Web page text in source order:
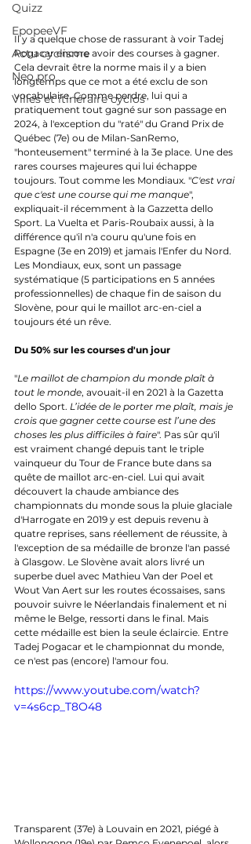
Quizz
EpopeeVF
Actu cyclisme
Neo pro
Villes et itinéraire cyclos
Il y a quelque chose de rassurant à voir Tadej
Pogacar encore avoir des courses à gagner.
Cela devrait être la norme mais il y a bien
longtemps que ce mot a été exclu de son
vocabulaire. Comme perdre, lui qui a
pratiquement tout gagné sur son passage en
2024, à l'exception du "raté" du Grand Prix de
Québec (7e) ou de Milan-SanRemo,
"honteusement" terminé à la 3e place. Une des
rares courses majeures qui lui échappe
toujours. Tout comme les Mondiaux. "C'est vrai
que c'est une course qui me manque",
expliquait-il récemment à la Gazzetta dello
Sport. La Vuelta et Paris-Roubaix aussi, à la
différence qu'il n'a couru qu'une fois en
Espagne (3e en 2019) et jamais l'Enfer du Nord.
Les Mondiaux, eux, sont un passage
systématique (5 participations en 5 années
professionnelles) de chaque fin de saison du
Slovène, pour qui le maillot arc-en-ciel a
toujours été un rêve.
Du 50% sur les courses d'un jour
"Le maillot de champion du monde plaît à
tout le monde, avouait-il en 2021 à la Gazetta
dello Sport. L’idée de le porter me plaît, mais je
crois que gagner cette course est l’une des
choses les plus difficiles à faire". Pas sûr qu'il
est vraiment changé depuis tant le triple
vainqueur du Tour de France bute dans sa
quête de maillot arc-en-ciel. Lui qui avait
découvert la chaude ambiance des
championnats du monde sous la pluie glaciale
d'Harrogate en 2019 y est depuis revenu à
quatre reprises, sans réellement de réussite, à
l'exception de sa médaille de bronze l'an passé
à Glasgow. Le Slovène avait alors livré un
superbe duel avec Mathieu Van der Poel et
Wout Van Aert sur les routes écossaises, sans
pouvoir suivre le Néerlandais finalement et ni
même le Belge, ressorti dans le final. Mais
cette médaille est bien la seule éclaircie. Entre
Tadej Pogacar et le championnat du monde,
ce n'est pas (encore) l'amour fou.
https://www.youtube.com/watch?
v=4s6cp_T8O48
Transparent (37e) à Louvain en 2021, piégé à